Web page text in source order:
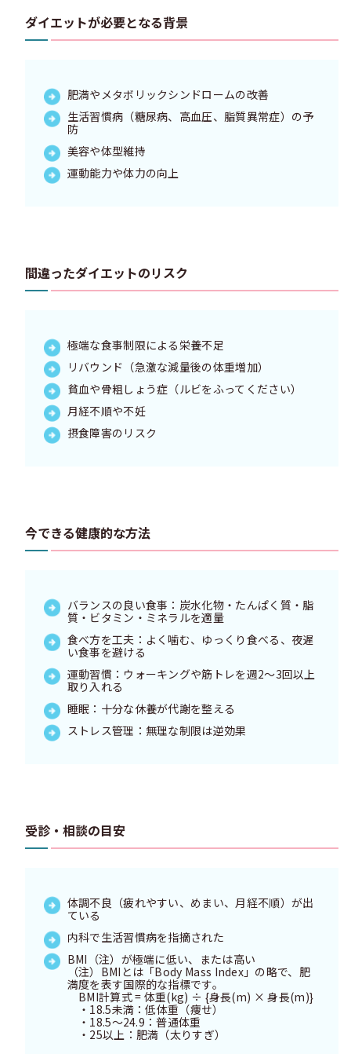
ダイエットが必要となる背景
肥満やメタボリックシンドロームの改善
生活習慣病（糖尿病、高血圧、脂質異常症）の予
防
美容や体型維持
運動能力や体力の向上
間違ったダイエットのリスク
極端な食事制限による栄養不足
リバウンド（急激な減量後の体重増加）
貧血や骨粗しょう症（ルビをふってください）
月経不順や不妊
摂食障害のリスク
今できる健康的な方法
バランスの良い食事：炭水化物・たんぱく質・脂
質・ビタミン・ミネラルを適量
食べ方を工夫：よく噛む、ゆっくり食べる、夜遅
い食事を避ける
運動習慣：ウォーキングや筋トレを週2〜3回以上
取り入れる
睡眠：十分な休養が代謝を整える
ストレス管理：無理な制限は逆効果
受診・相談の目安
体調不良（疲れやすい、めまい、月経不順）が出
ている
内科で生活習慣病を指摘された
BMI（注）が極端に低い、または高い
（注）BMIとは「Body Mass Index」の略で、肥
満度を表す国際的な指標です。
BMI計算式 = 体重(kg) ÷ {身長(m) × 身長(m)}
・18.5未満：低体重（痩せ）
・18.5〜24.9：普通体重
・25以上：肥満（太りすぎ）